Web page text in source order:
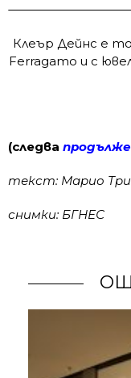
Клеър Дейнс е
Ferragamo и с
(следва
текст: Марио
снимки: БГНЕС